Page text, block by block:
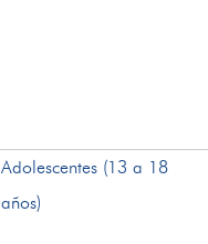
Adolescentes (13 a 18
años)